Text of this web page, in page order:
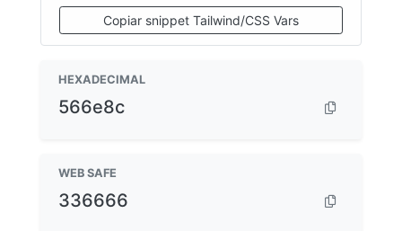
Copiar snippet Tailwind/CSS Vars
HEXADECIMAL
566e8c
WEB SAFE
336666